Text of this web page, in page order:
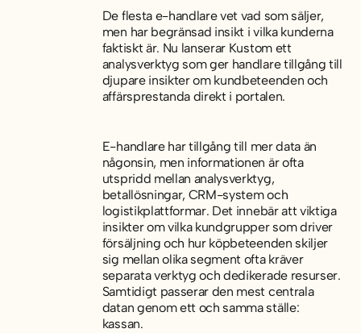
De flesta e-handlare vet vad som säljer,
men har begränsad insikt i vilka kunderna
faktiskt är. Nu lanserar Kustom ett
analysverktyg som ger handlare tillgång till
djupare insikter om kundbeteenden och
affärsprestanda direkt i portalen.
E-handlare har tillgång till mer data än
någonsin, men informationen är ofta
utspridd mellan analysverktyg,
betallösningar, CRM-system och
logistikplattformar. Det innebär att viktiga
insikter om vilka kundgrupper som driver
försäljning och hur köpbeteenden skiljer
sig mellan olika segment ofta kräver
separata verktyg och dedikerade resurser.
Samtidigt passerar den mest centrala
datan genom ett och samma ställe:
kassan.